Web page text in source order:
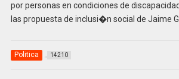
por personas en condiciones de
las propuesta de inclusi�n social de Jaime
Politica 14210